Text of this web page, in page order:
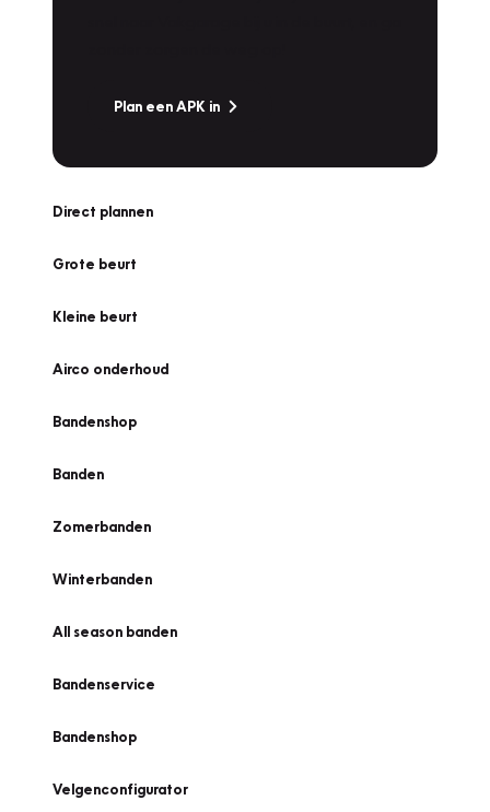
Plan een APK in
Direct plannen
Grote beurt
Kleine beurt
Airco onderhoud
Bandenshop
Banden
Zomerbanden
Winterbanden
All season banden
Bandenservice
Bandenshop
Velgenconfigurator